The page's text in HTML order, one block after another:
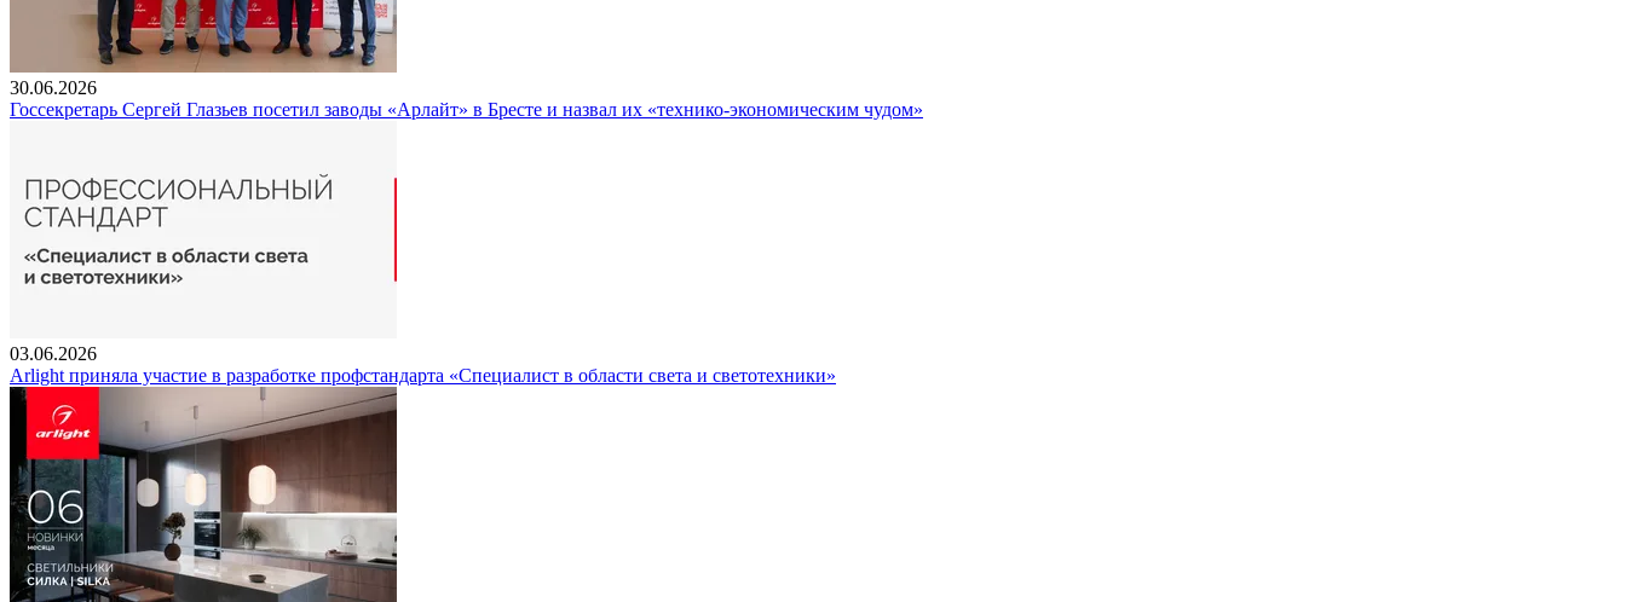
30.06.2026
Госсекретарь Сергей Глазьев посетил заводы «Арлайт» в Бресте и назвал их «технико-экономическим чудом»
03.06.2026
Arlight приняла участие в разработке профстандарта «Специалист в области света и светотехники»